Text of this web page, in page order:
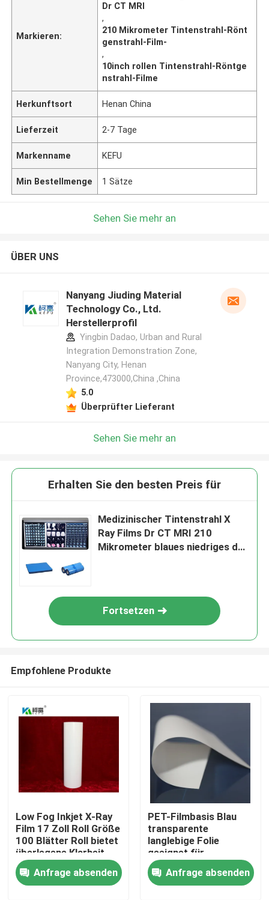
Startseite
Produkte
Markieren:
Dr CT MRI
,
210 Mikrometer Tintenstrahl-Rönt
genstrahl-Film-
,
10inch rollen Tintenstrahl-Röntge
nstrahl-Filme
Herkunftsort Henan China
Lieferzeit 2-7 Tage
Markenname KEFU
Min Bestellmenge 1 Sätze
Sehen Sie mehr an
ÜBER UNS
Nanyang Jiuding Material
Technology Co., Ltd.
Herstellerprofil
Yingbin Dadao, Urban and Rural
Integration Demonstration Zone,
Nanyang City, Henan
Province,473000,China ,China
5.0
Überprüfter Lieferant
Sehen Sie mehr an
Erhalten Sie den besten Preis für
Medizinischer Tintenstrahl X
Ray Films Dr CT MRI 210
Mikrometer blaues niedriges der
Fortsetzen
Empfohlene Produkte
Low Fog Inkjet X-Ray
Film 17 Zoll Roll Größe
100 Blätter Roll bietet
überlegene Klarheit
und Detail für
radiographische
Bildgebung
Anfrage absenden
PET-Filmbasis Blau
transparente
langlebige Folie
geeignet für
industrielle
Verpackungs- und
Druckanwendungen
Anfrage absenden